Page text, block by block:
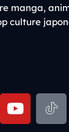
manga,
culture